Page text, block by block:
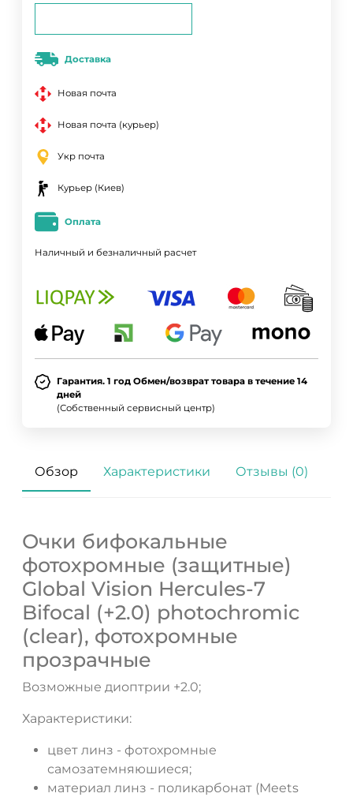
Доставка
Новая почта
Новая почта (курьер)
Укр почта
Курьер (Киев)
Оплата
Наличный и безналичный расчет
Гарантия. 1 год Обмен/возврат товара в течение 14
дней
(Собственный сервисный центр)
Обзор Характеристики Отзывы (0)
Очки бифокальные
фотохромные (защитные)
Global Vision Hercules-7
Bifocal (+2.0) photochromic
(clear), фотохромные
прозрачные
Возможные диоптрии +2.0;
Характеристики:
цвет линз - фотохромные
самозатемняюшиеся;
материал линз - поликарбонат (Meets